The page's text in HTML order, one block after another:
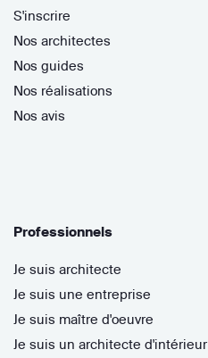
S'inscrire
Nos architectes
Nos guides
Nos réalisations
Nos avis
Professionnels
Je suis architecte
Je suis une entreprise
Je suis maître d'oeuvre
Je suis un architecte d'intérieur